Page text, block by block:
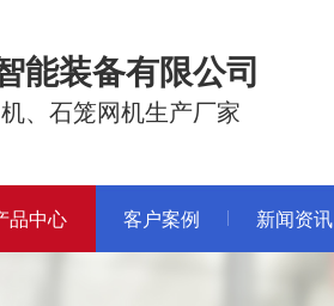
能装备有限公司
、石笼网机生产厂家
品中心 客户案例 新闻资讯